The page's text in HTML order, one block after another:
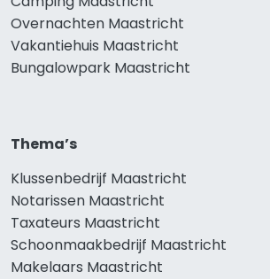
Overnachten Maastricht
Vakantiehuis Maastricht
Bungalowpark Maastricht
Thema’s
Klussenbedrijf Maastricht
Notarissen Maastricht
Taxateurs Maastricht
Schoonmaakbedrijf Maastricht
Makelaars Maastricht